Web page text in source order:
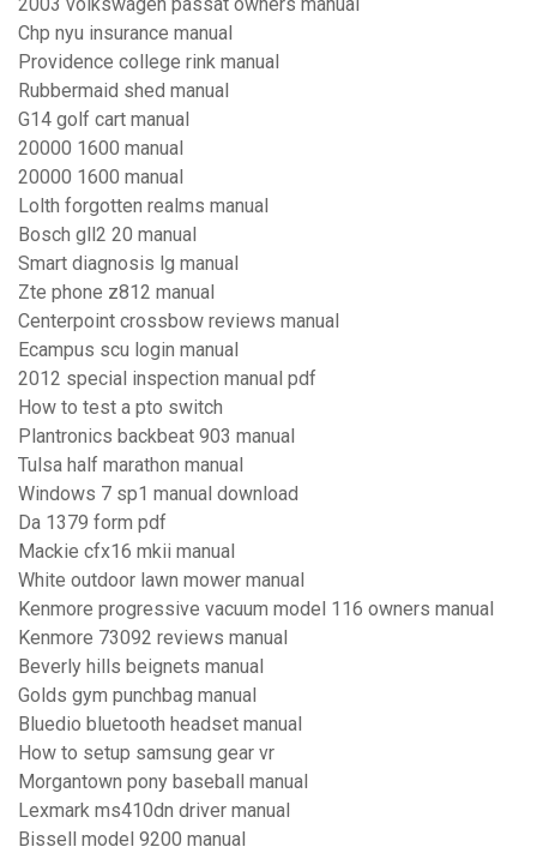
2003 volkswagen passat owners manual
Chp nyu insurance manual
Providence college rink manual
Rubbermaid shed manual
G14 golf cart manual
20000 1600 manual
20000 1600 manual
Lolth forgotten realms manual
Bosch gll2 20 manual
Smart diagnosis lg manual
Zte phone z812 manual
Centerpoint crossbow reviews manual
Ecampus scu login manual
2012 special inspection manual pdf
How to test a pto switch
Plantronics backbeat 903 manual
Tulsa half marathon manual
Windows 7 sp1 manual download
Da 1379 form pdf
Mackie cfx16 mkii manual
White outdoor lawn mower manual
Kenmore progressive vacuum model 116 owners manual
Kenmore 73092 reviews manual
Beverly hills beignets manual
Golds gym punchbag manual
Bluedio bluetooth headset manual
How to setup samsung gear vr
Morgantown pony baseball manual
Lexmark ms410dn driver manual
Bissell model 9200 manual